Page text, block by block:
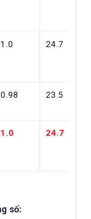
24.7
23.5
24.7
số: